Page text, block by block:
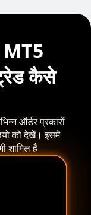
कैसे
ऑर्डर प्रकारों
को देखें। इसमें
शामिल हैं